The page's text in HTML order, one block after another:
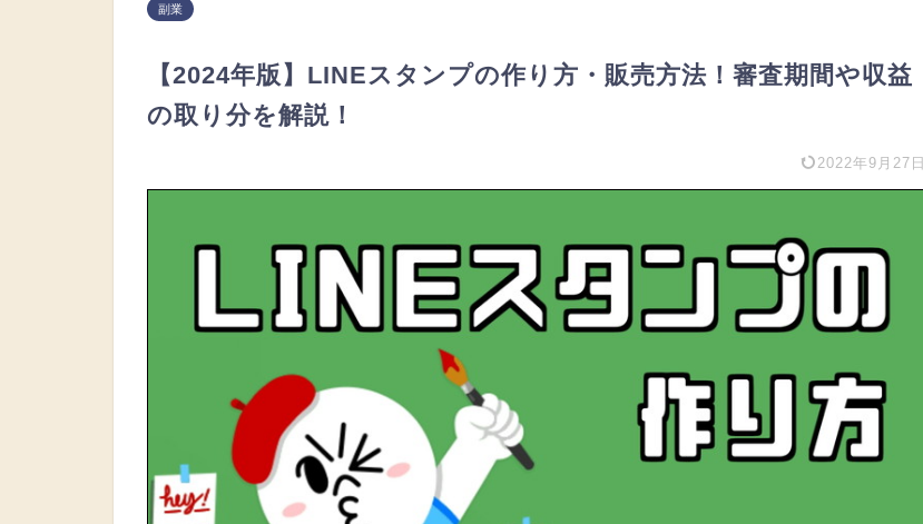
副業
【2024年版】LINEスタンプの作り方・販売方法！審査期間や収益
の取り分を解説！
2022年9月27日